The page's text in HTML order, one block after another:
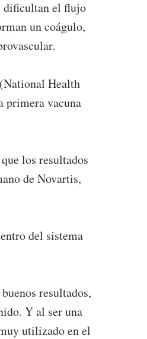
dificultan el flujo
un coágulo,
Health
primera vacuna
los resultados
de Novartis,
del sistema
resultados,
Y al ser una
utilizado en el